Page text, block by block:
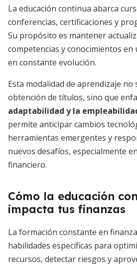
La educación continua abarca
conferencias, certificaciones y
Su propósito es mantener
competencias y conocimientos
en constante evolución.
Esta modalidad de aprendizaje no
obtención de títulos, sino que
adaptabilidad y la
permite anticipar cambios
herramientas emergentes y
nuevos desafíos, especialmente
financiero.
Cómo la educación
impacta tus finanzas
La formación constante en
habilidades específicas para
recursos, detectar riesgos y